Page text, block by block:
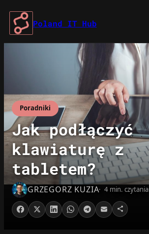
Przejdź
treści
Poland IT Hub
Poradniki
Jak podłączyć
klawiaturę z
tabletem?
GRZEGORZ KUZIA 4 min. czytania